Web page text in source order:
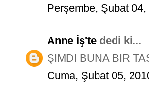
Perşembe, Şubat 04,
Anne İş'te dedi ki...
ŞİMDİ BUNA BİR
Cuma, Şubat 05,